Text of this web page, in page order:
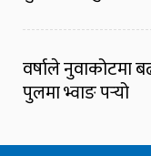
वर्षाले नुवाकोटमा
पुलमा भ्वाङ पर्‍यो